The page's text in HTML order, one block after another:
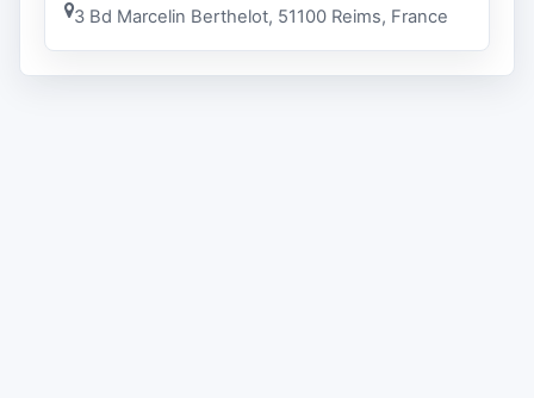
3 Bd Marcelin Berthelot, 51100 Reims, France